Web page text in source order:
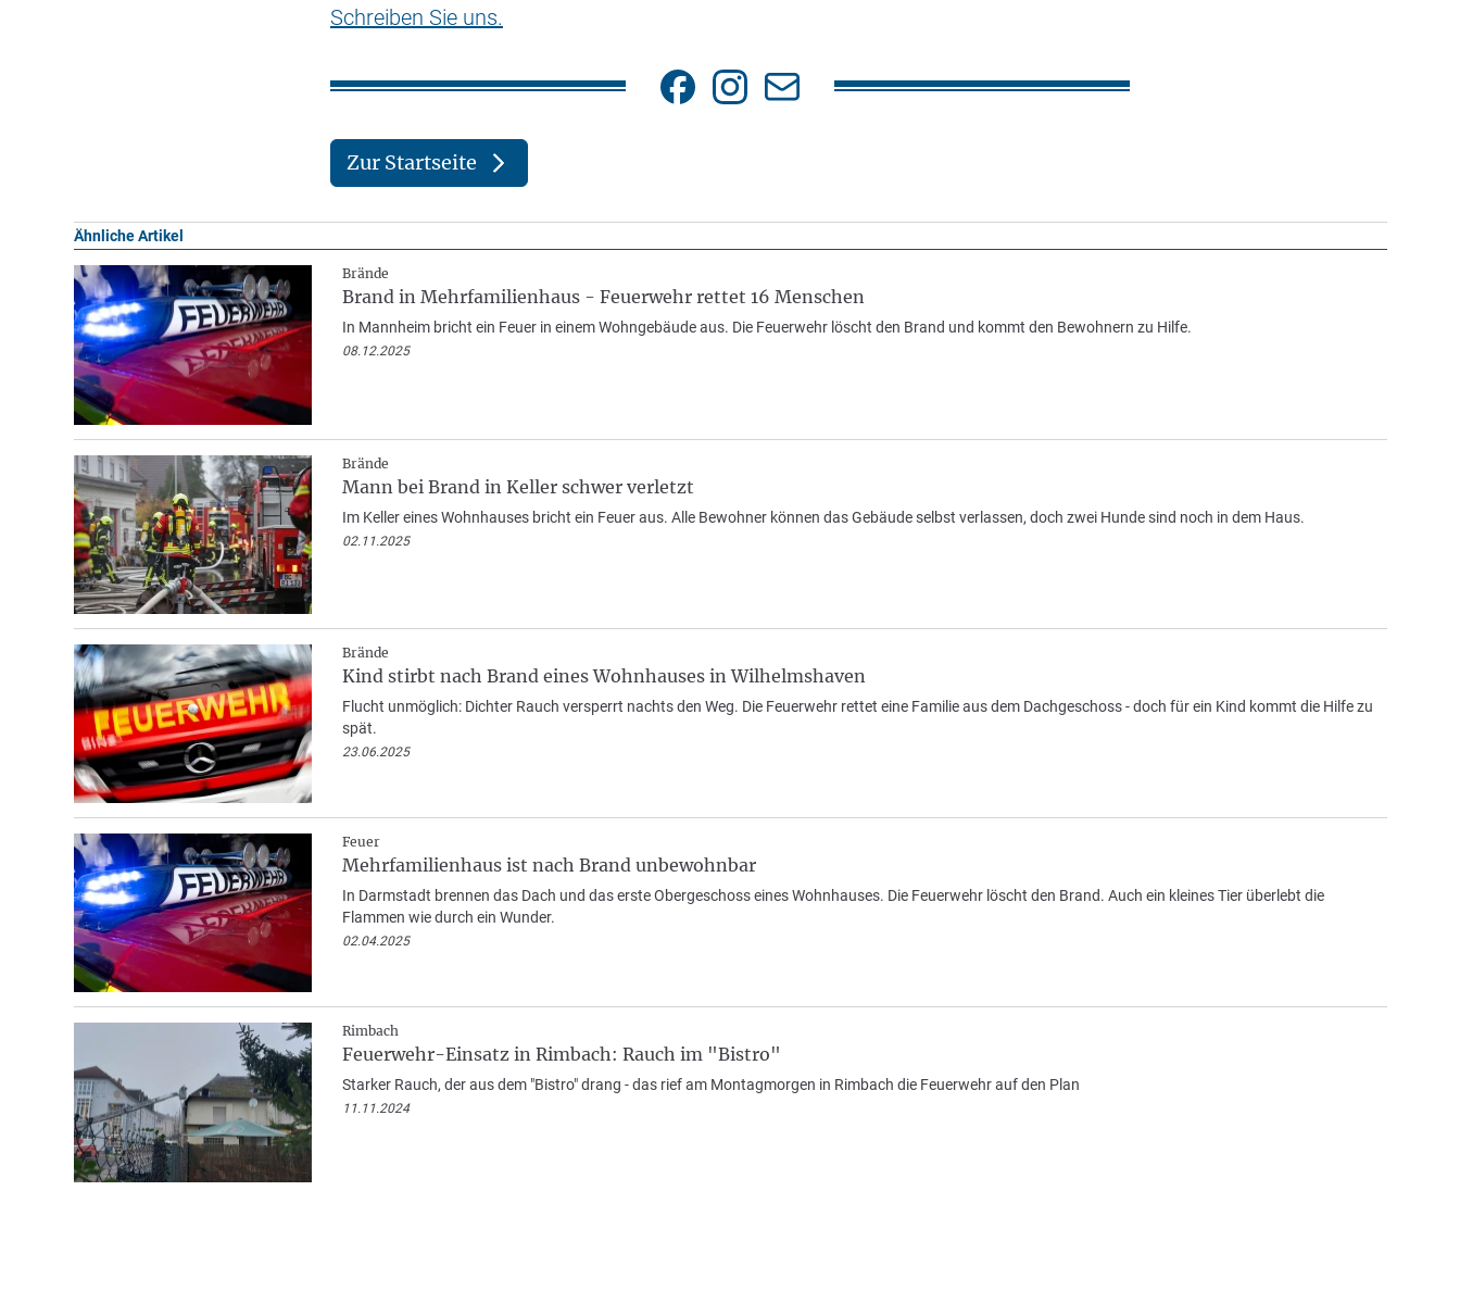
Schreiben Sie uns.
Zur Startseite
Ähnliche Artikel
Brände
Brand in Mehrfamilienhaus - Feuerwehr rettet 16 Menschen
In Mannheim bricht ein Feuer in einem Wohngebäude aus. Die Feuerwehr löscht den Brand und kommt den Bewohnern zu Hilfe.
08.12.2025
Brände
Mann bei Brand in Keller schwer verletzt
Im Keller eines Wohnhauses bricht ein Feuer aus. Alle Bewohner können das Gebäude selbst verlassen, doch zwei Hunde sind noch in dem Haus.
02.11.2025
Brände
Kind stirbt nach Brand eines Wohnhauses in Wilhelmshaven
Flucht unmöglich: Dichter Rauch versperrt nachts den Weg. Die Feuerwehr rettet eine Familie aus dem Dachgeschoss - doch für ein Kind kommt die Hilfe zu
spät.
23.06.2025
Feuer
Mehrfamilienhaus ist nach Brand unbewohnbar
In Darmstadt brennen das Dach und das erste Obergeschoss eines Wohnhauses. Die Feuerwehr löscht den Brand. Auch ein kleines Tier überlebt die
Flammen wie durch ein Wunder.
02.04.2025
Rimbach
Feuerwehr-Einsatz in Rimbach: Rauch im "Bistro"
Starker Rauch, der aus dem "Bistro" drang - das rief am Montagmorgen in Rimbach die Feuerwehr auf den Plan
11.11.2024